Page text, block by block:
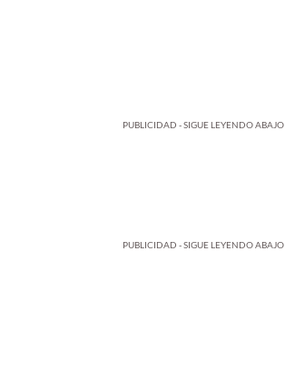
PUBLICIDAD - SIGUE LEYENDO ABAJO
PUBLICIDAD - SIGUE LEYENDO ABAJO